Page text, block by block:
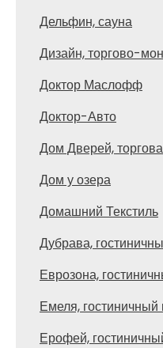
Дельфин, сауна
Дизайн, торгово-
Доктор Маслофф
Доктор-Авто
Дом Дверей,
Дом у озера
Домашний Текстиль
Дубрава,
Еврозона,
Емеля, гостиничный
Ерофей,